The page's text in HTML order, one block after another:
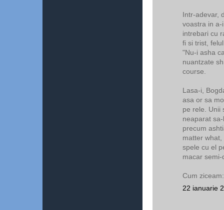
Intr-adevar,
voastra in a-
intrebari cu
fi si trist,
"Nu-i asha
nuantzate
course.
Lasa-i,
asa or sa
pe rele. Unii
neaparat
precum
matter
spele cu el
macar semi-
Cum
22 ianuarie